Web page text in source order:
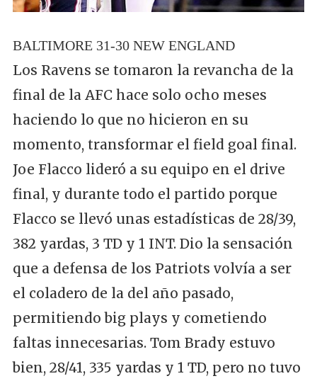
BALTIMORE 31-30 NEW ENGLAND
Los Ravens se tomaron la revancha de la
final de la AFC hace solo ocho meses
haciendo lo que no hicieron en su
momento, transformar el field goal final.
Joe Flacco lideró a su equipo en el drive
final, y durante todo el partido porque
Flacco se llevó unas estadísticas de 28/39,
382 yardas, 3 TD y 1 INT. Dio la sensación
que a defensa de los Patriots volvía a ser
el coladero de la del año pasado,
permitiendo big plays y cometiendo
faltas innecesarias. Tom Brady estuvo
bien, 28/41, 335 yardas y 1 TD, pero no tuvo